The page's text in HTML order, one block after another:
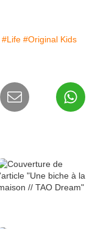
#Life #Original Kids